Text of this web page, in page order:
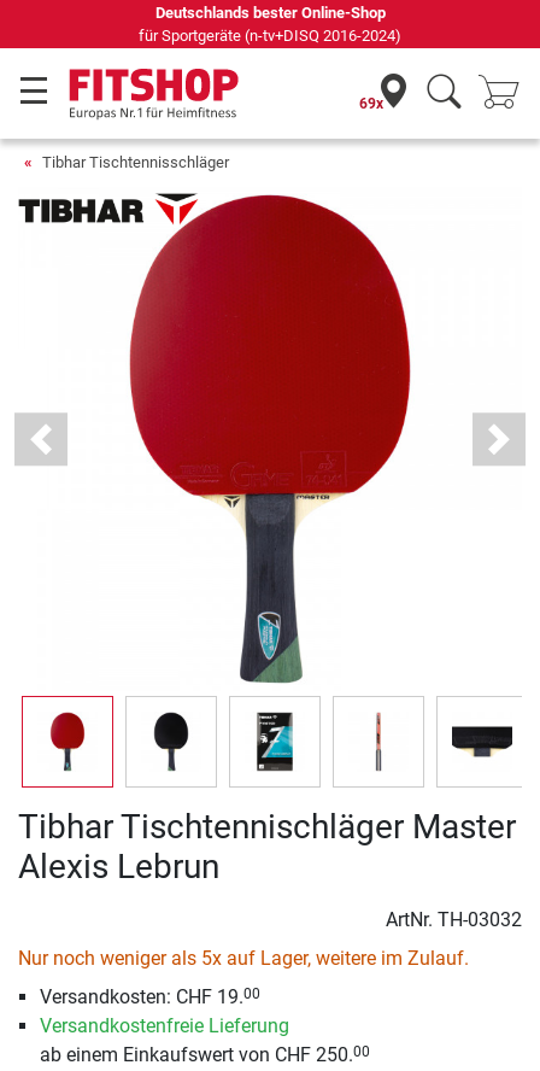
Deutschlands bester Online-Shop
für Sportgeräte (n-tv+DISQ 2016-2024)
69x
Tibhar Tischtennisschläger
Previous Next
Tibhar Tischtennischläger Master
Alexis Lebrun
ArtNr. TH-03032
Nur noch weniger als 5x auf Lager, weitere im Zulauf.
Versandkosten: CHF 19.00
Versandkostenfreie Lieferung
ab einem Einkaufswert von CHF 250.00